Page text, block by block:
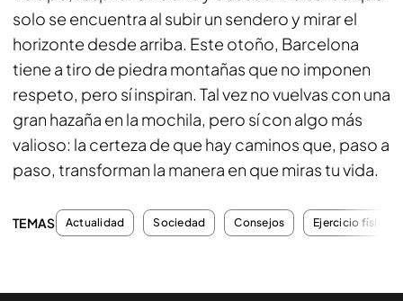
solo se encuentra al subir un sendero y mirar el
horizonte desde arriba. Este otoño, Barcelona
tiene a tiro de piedra montañas que no imponen
respeto, pero sí inspiran. Tal vez no vuelvas con una
gran hazaña en la mochila, pero sí con algo más
valioso: la certeza de que hay caminos que, paso a
paso, transforman la manera en que miras tu vida.
TEMAS Actualidad Sociedad Consejos Ejercicio físico